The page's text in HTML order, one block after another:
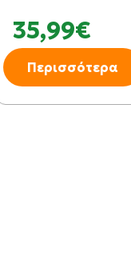
35,99€
Περισσότερα